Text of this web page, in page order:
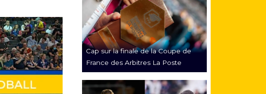
Cap sur la finale de la Coupe de
France des Arbitres La Poste